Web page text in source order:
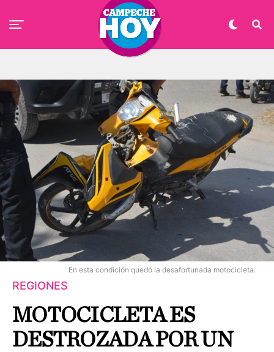
En esta condición quedó la desafortunada motocicleta.
REGIONES
MOTOCICLETA ES
DESTROZADA POR UN